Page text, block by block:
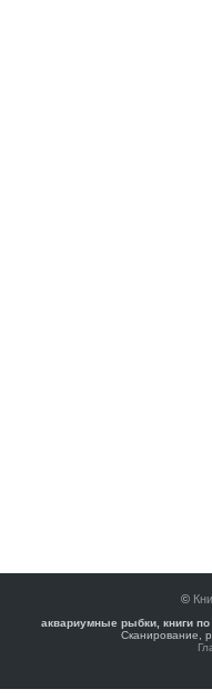
©
аквариумные рыбки, книги
Сканирование,